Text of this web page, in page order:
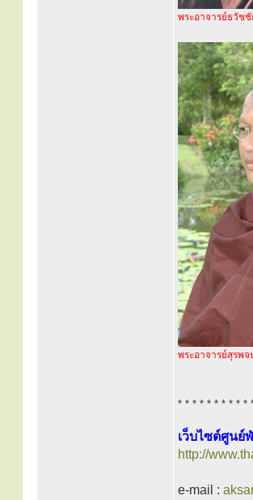
พระอาจารย์ธวัช
พระอาจารย์สุรพ
* * * * * * * * * *
เว็บไซต์ศูนย์
http://
e-mail :